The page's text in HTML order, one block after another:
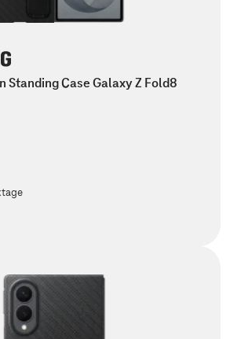
Standing Case Galaxy Z Fold8